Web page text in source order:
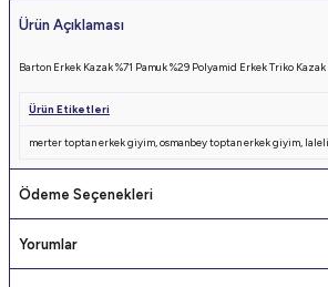
Ürün Açıklaması
Barton Erkek Kazak %71 Pamuk %29 Polyamid Erkek Triko Kazak
Ürün Etiketleri
merter toptan erkek giyim osmanbey toptan erkek giyim
Ödeme Seçenekleri
Yorumlar